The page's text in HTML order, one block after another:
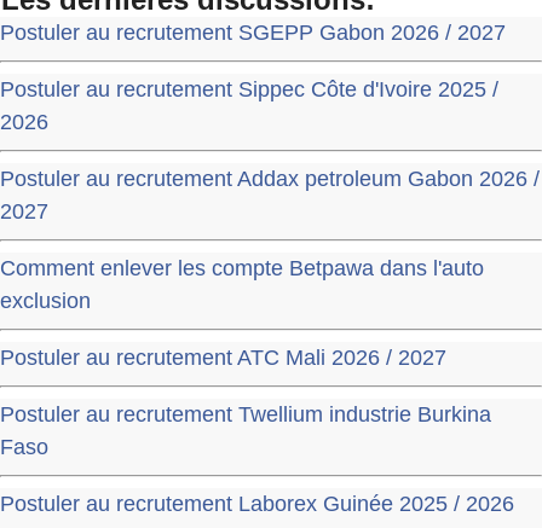
Postuler au recrutement SGEPP Gabon 2026 / 2027
Postuler au recrutement Sippec Côte d'Ivoire 2025 /
2026
Postuler au recrutement Addax petroleum Gabon 2026 /
2027
Comment enlever les compte Betpawa dans l'auto
exclusion
Postuler au recrutement ATC Mali 2026 / 2027
Postuler au recrutement Twellium industrie Burkina
Faso
Postuler au recrutement Laborex Guinée 2025 / 2026